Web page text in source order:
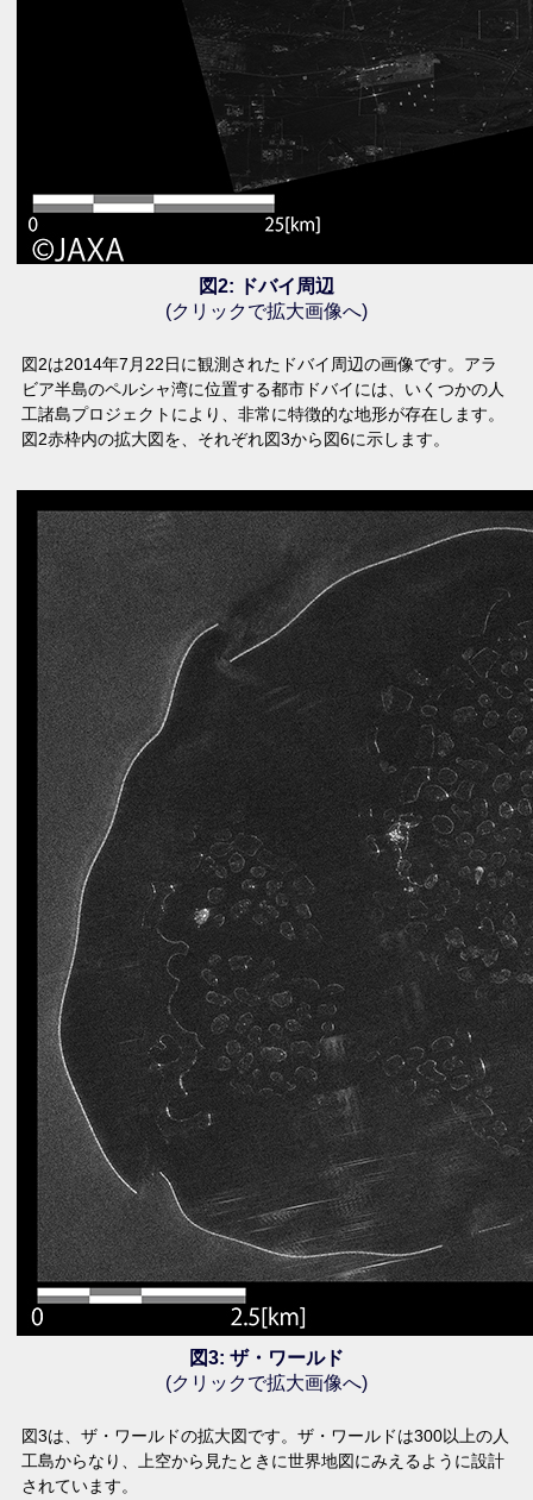
図2: ドバイ周辺
(クリックで拡大画像へ)
図2は2014年7月22日に観測されたドバイ周辺の画像です。アラ
ビア半島のペルシャ湾に位置する都市ドバイには、いくつかの人
工諸島プロジェクトにより、非常に特徴的な地形が存在します。
図2赤枠内の拡大図を、それぞれ図3から図6に示します。
図3: ザ・ワールド
(クリックで拡大画像へ)
図3は、ザ・ワールドの拡大図です。ザ・ワールドは300以上の人
工島からなり、上空から見たときに世界地図にみえるように設計
されています。